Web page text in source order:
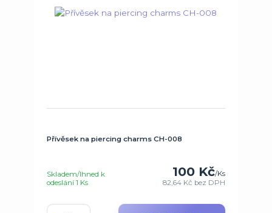
Přívěsek na piercing charms CH-008
100 Kč/Ks
82,64 Kč bez DPH
Skladem/Ihned k
odeslání 1 Ks